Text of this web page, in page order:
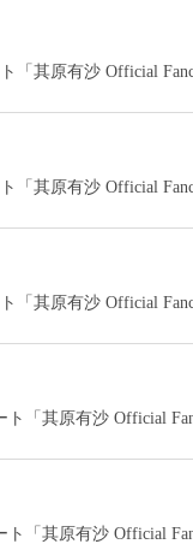
「其原有沙 Official
「其原有沙 Official
「其原有沙 Official
ト「其原有沙 Official
ト「其原有沙 Official